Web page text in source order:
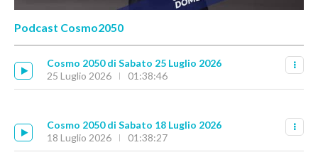
Podcast Cosmo2050
Cosmo 2050 di Sabato 25 Luglio 2026
25 Luglio 2026
01:38:46
Cosmo 2050 di Sabato 18 Luglio 2026
18 Luglio 2026
01:38:27